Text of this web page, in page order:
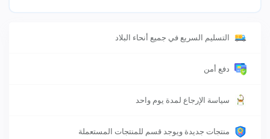
التسليم السريع في جميع أنحاء البلاد
دفع أمن
سياسة الإرجاع لمدة يوم واحد
منتجات جديدة ويوجد قسم للمنتجات المستعملة